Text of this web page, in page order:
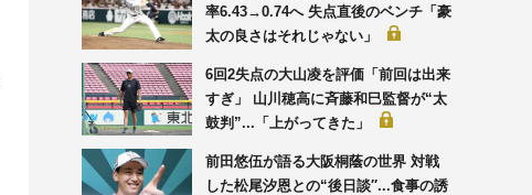
率6.43→0.74へ 失点直後のベンチ「豪
太の良さはそれじゃない」
6回2失点の大山凌を評価「前回は出来
すぎ」 山川穂高に斉藤和巳監督が“太
鼓判”...「上がってきた」
前田悠伍が語る大阪桐蔭の世界 対戦
した松尾汐恩との“後日談′′...食事の誘